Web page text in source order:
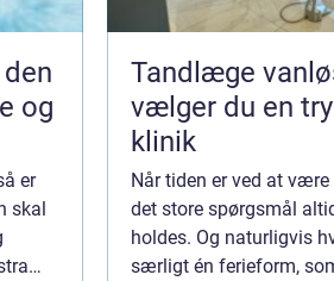
og
er
skal
Tandlæge vanløse
vælger du en
klinik
Når tiden er ved at
det store spørgsmål
holdes. Og naturligvis
særligt én ferieform,